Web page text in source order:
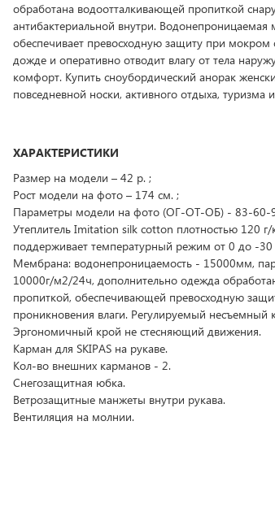
обработана водоотталкивающей пропиткой
антибактериальной внутри. Водонепроницаемая
обеспечивает превосходную защиту при мокром
дожде и оперативно отводит влагу от тела
комфорт. Купить сноубордический анорак
повседневной носки, активного отдыха, туризма
ХАРАКТЕРИСТИКИ
Размер на модели – 42 р. ;
Рост модели на фото – 174 см. ;
Параметры модели на фото (ОГ-ОТ-ОБ) - 83-60-
Утеплитель Imitation silk cotton плотностью 120 г/
поддерживает температурный режим от 0 до -30
Мембрана: водонепроницаемость - 15000мм,
10000г/м2/24ч, дополнительно одежда
пропиткой, обеспечивающей превосходную
проникновения влаги. Регулируемый
Эргономичный крой не стесняющий движения.
Карман для SKIPAS на рукаве.
Кол-во внешних карманов - 2.
Снегозащитная юбка.
Ветрозащитные манжеты внутри рукава.
Вентиляция на молнии.